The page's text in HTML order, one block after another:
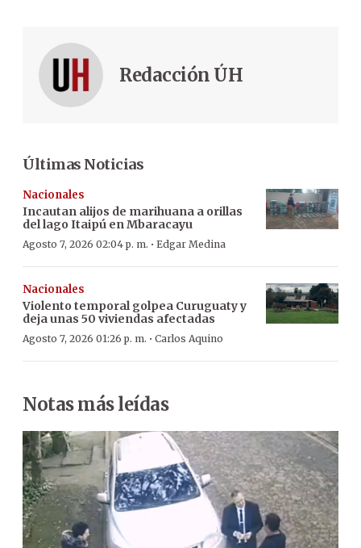
Redacción ÚH
Últimas Noticias
Nacionales
Incautan alijos de marihuana a orillas
del lago Itaipú en Mbaracayu
Agosto 7, 2026 02:04 p. m. · Edgar Medina
Nacionales
Violento temporal golpea Curuguaty y
deja unas 50 viviendas afectadas
Agosto 7, 2026 01:26 p. m. · Carlos Aquino
Notas más leídas